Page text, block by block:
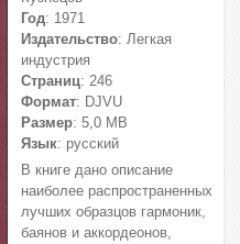
Год: 1971
Издательство: Легкая
индустрия
Страниц: 246
Формат: DJVU
Размер: 5,0 МВ
Язык: русский
В книге дано описание
наиболее распространенных
лучших образцов гармоник,
баянов и аккордеонов,